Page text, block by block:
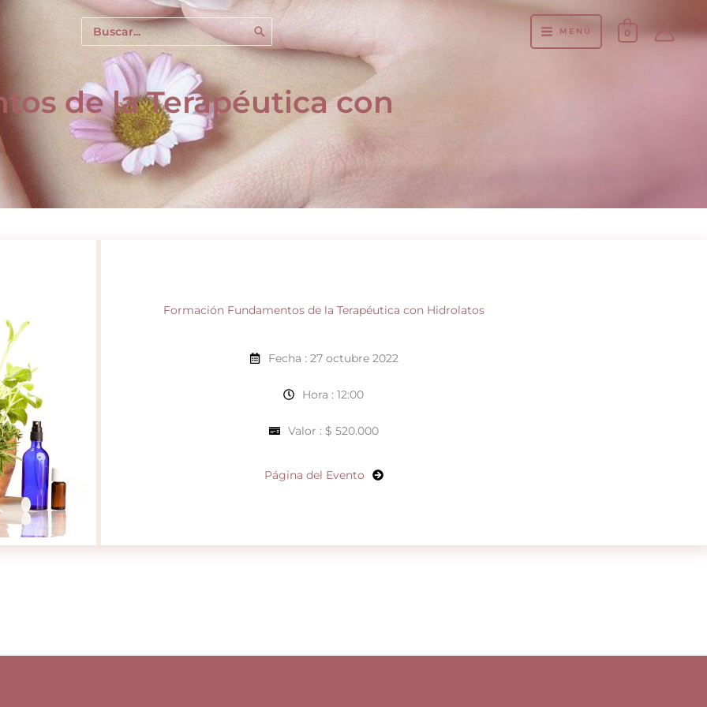
Buscar
por:
MENÚ 0
de la Terapéutica con
Formación Fundamentos de la Terapéutica con Hidrolatos
Fecha : 27 octubre 2022
Hora : 12:00
Valor : $ 520.000
Página del Evento